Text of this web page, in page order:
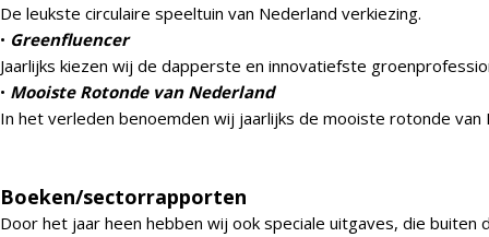
De leukste circulaire speeltuin van Nederland verkiezing.
• Greenfluencer
Jaarlijks kiezen wij de dapperste en innovatiefste
• Mooiste Rotonde van Nederland
In het verleden benoemden wij jaarlijks de mooiste rotonde van
Boeken/sectorrapporten
Door het jaar heen hebben wij ook speciale uitgaves, die buiten